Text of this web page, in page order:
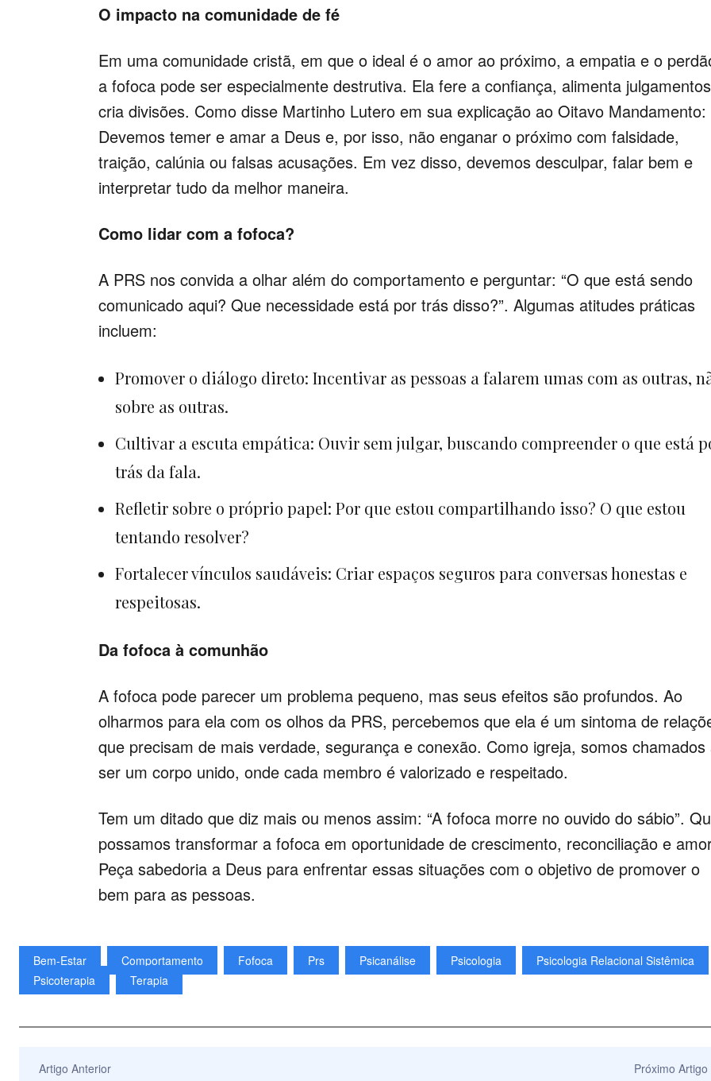
O impacto na comunidade de fé
Em uma comunidade cristã, em que o ideal é o amor ao próximo, a empatia e o
a fofoca pode ser especialmente destrutiva. Ela fere a confiança, alimenta
cria divisões. Como disse Martinho Lutero em sua explicação ao Oitavo Mandamento:
Devemos temer e amar a Deus e, por isso, não enganar o próximo com falsidade,
traição, calúnia ou falsas acusações. Em vez disso, devemos desculpar, falar bem e
interpretar tudo da melhor maneira.
Como lidar com a fofoca?
A PRS nos convida a olhar além do comportamento e perguntar: “O que está sendo
comunicado aqui? Que necessidade está por trás disso?”. Algumas atitudes práticas
incluem:
Promover o diálogo direto: Incentivar as pessoas a falarem umas com as outras,
sobre as outras.
Cultivar a escuta empática: Ouvir sem julgar, buscando compreender o que está
trás da fala.
Refletir sobre o próprio papel: Por que estou compartilhando isso? O que estou
tentando resolver?
Fortalecer vínculos saudáveis: Criar espaços seguros para conversas honestas e
respeitosas.
Da fofoca à comunhão
A fofoca pode parecer um problema pequeno, mas seus efeitos são profundos. Ao
olharmos para ela com os olhos da PRS, percebemos que ela é um sintoma de
que precisam de mais verdade, segurança e conexão. Como igreja, somos chamados
ser um corpo unido, onde cada membro é valorizado e respeitado.
Tem um ditado que diz mais ou menos assim: “A fofoca morre no ouvido do sábio”.
possamos transformar a fofoca em oportunidade de crescimento, reconciliação e
Peça sabedoria a Deus para enfrentar essas situações com o objetivo de promover o
bem para as pessoas.
Bem-Estar Comportamento Fofoca Prs Psicanálise Psicologia
Psicologia Relacional Sistêmica
Psicoterapia
Terapia
Artigo Anterior Próximo Artigo